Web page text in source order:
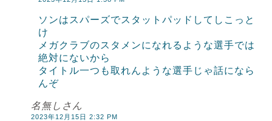
ソンはスパーズでスタットパッドしてしこっと
け
メガクラブのスタメンになれるような選手では
絶対にないから
タイトル一つも取れんような選手じゃ話になら
んぞ
名無しさん
2023年12月15日 2:32 PM